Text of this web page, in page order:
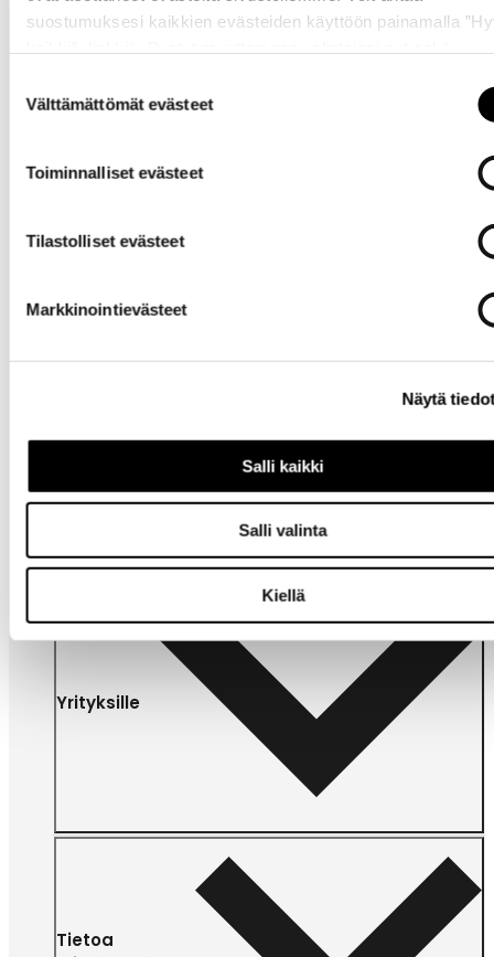
suostumuksesi kaikkien evästeiden käyttöön painamalla
valinta
Välttämättömät evästeet
Toiminnalliset evästeet
Tilastolliset evästeet
Markkinointievästeet
Näytä
Salli kaikki
Salli valinta
Kiellä
Tarvitsetko
Yrityksille
Tietoa